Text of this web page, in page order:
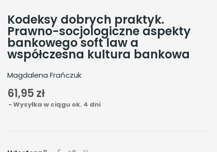
Kodeksy dobrych praktyk.
Prawno-socjologiczne aspekty
bankowego soft law a
współczesna kultura bankowa
Magdalena Frańczuk
61,95 zł
Wysyłka w ciągu ok. 4 dni